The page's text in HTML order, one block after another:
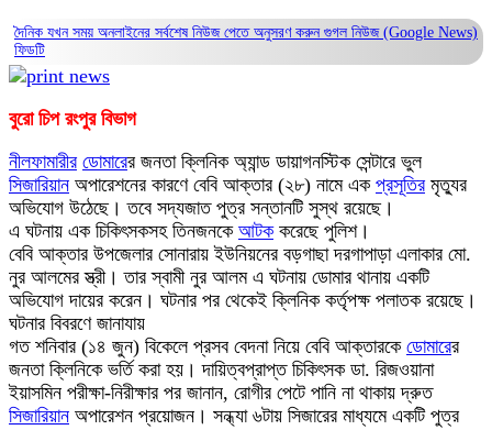
দৈনিক যখন সময় অনলাইনের সর্বশেষ নিউজ পেতে অনুসরণ করুন গুগল নিউজ (Google News)
ফিডটি
বুরো চিপ রংপুর বিভাগ
নীলফামারীর ডোমারের জনতা ক্লিনিক অ্যান্ড ডায়াগনস্টিক সেন্টারে ভুল
সিজারিয়ান অপারেশনের কারণে বেবি আক্তার (২৮) নামে এক প্রসূতিরমৃত্যুর
অভিযোগ উঠেছে। তবে সদ্যজাত পুত্র সন্তানটি সুস্থ রয়েছে।
এ ঘটনায় এক চিকিৎসকসহ তিনজনকে আটককরেছে পুলিশ।
বেবি আক্তার উপজেলার সোনারায় ইউনিয়নের বড়গাছা দরগাপাড়া এলাকার মো.
নুর আলমের স্ত্রী। তার স্বামী নুর আলম এ ঘটনায় ডোমার থানায় একটি
অভিযোগ দায়ের করেন। ঘটনার পর থেকেই ক্লিনিক কর্তৃপক্ষ পলাতক রয়েছে।
ঘটনার বিবরণে জানাযায়
গত শনিবার (১৪ জুন) বিকেলে প্রসব বেদনা নিয়ে বেবি আক্তারকে ডোমারের
জনতা ক্লিনিকে ভর্তি করা হয়। দায়িত্বপ্রাপ্ত চিকিৎসক ডা. রিজওয়ানা
ইয়াসমিন পরীক্ষা-নিরীক্ষার পর জানান, রোগীর পেটে পানি না থাকায় দ্রুত
সিজারিয়ান অপারেশন প্রয়োজন। সন্ধ্যা ৬টায় সিজারের মাধ্যমে একটি পুত্র